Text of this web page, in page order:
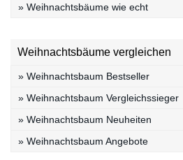
» Weihnachtsbäume wie echt
Weihnachtsbäume vergleichen
» Weihnachtsbaum Bestseller
» Weihnachtsbaum Vergleichssieger
» Weihnachtsbaum Neuheiten
» Weihnachtsbaum Angebote